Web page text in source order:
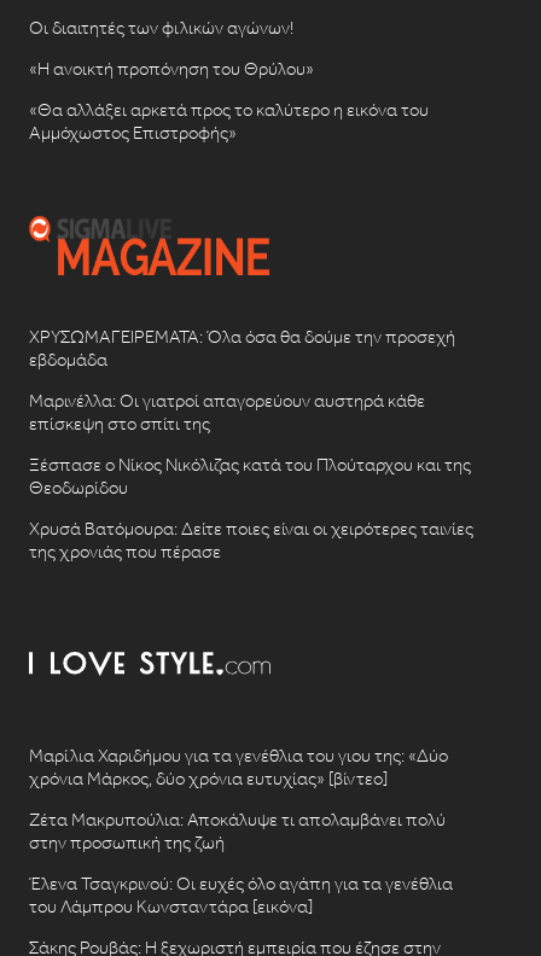
Οι διαιτητές των φιλικών αγώνων!
«Η ανοικτή προπόνηση του Θρύλου»
«Θα αλλάξει αρκετά προς το καλύτερο η εικόνα του
Αμμόχωστος Επιστροφής»
ΧΡΥΣΩΜΑΓΕΙΡΕΜΑΤΑ: Όλα όσα θα δούμε την προσεχή
εβδομάδα
Μαρινέλλα: Οι γιατροί απαγορεύουν αυστηρά κάθε
επίσκεψη στο σπίτι της
Ξέσπασε ο Νίκος Νικόλιζας κατά του Πλούταρχου και της
Θεοδωρίδου
Χρυσά Βατόμουρα: Δείτε ποιες είναι οι χειρότερες ταινίες
της χρονιάς που πέρασε
Μαρίλια Χαριδήμου για τα γενέθλια του γιου της: «Δύο
χρόνια Μάρκος, δύο χρόνια ευτυχίας» [βίντεο]
Ζέτα Μακρυπούλια: Αποκάλυψε τι απολαμβάνει πολύ
στην προσωπική της ζωή
Έλενα Τσαγκρινού: Οι ευχές όλο αγάπη για τα γενέθλια
του Λάμπρου Κωνσταντάρα [εικόνα]
Σάκης Ρουβάς: Η ξεχωριστή εμπειρία που έζησε στην